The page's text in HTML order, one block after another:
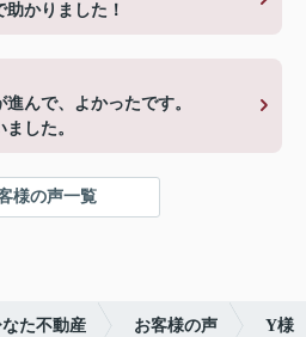
かりました！
んで、よかったです。
した。
様の声一覧
た不動産 お客様の声 Y様